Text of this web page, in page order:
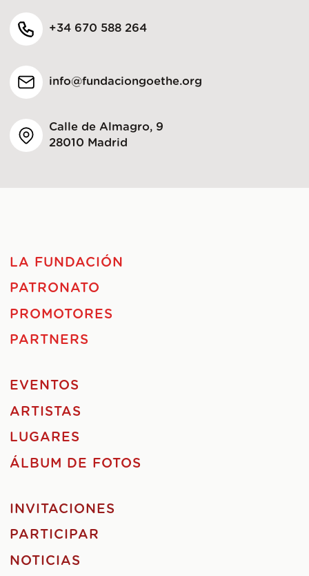
+34 670 588 264
info@fundaciongoethe.org
Calle de Almagro, 9
28010 Madrid
LA FUNDACIÓN
PATRONATO
PROMOTORES
PARTNERS
EVENTOS
ARTISTAS
LUGARES
ÁLBUM DE FOTOS
INVITACIONES
PARTICIPAR
NOTICIAS